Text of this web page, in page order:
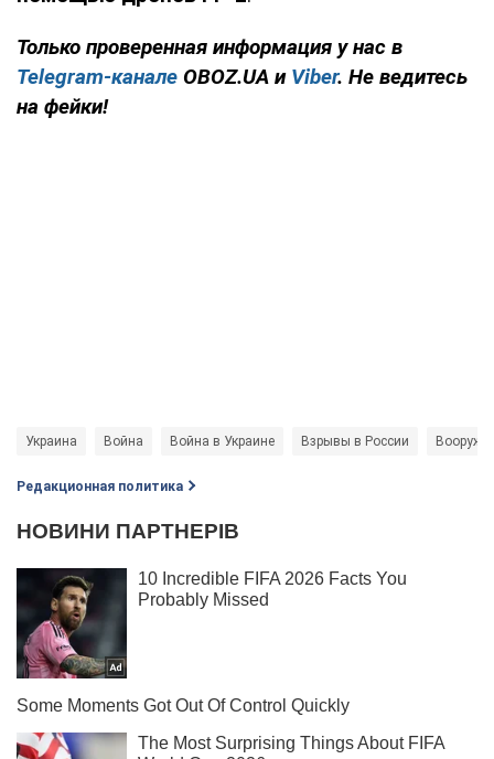
Только проверенная информация у нас в
Telegram-канале OBOZ.UA и Viber. Не ведитесь
на фейки!
Украина Война Война в Украине Взрывы в России
Редакционная политика